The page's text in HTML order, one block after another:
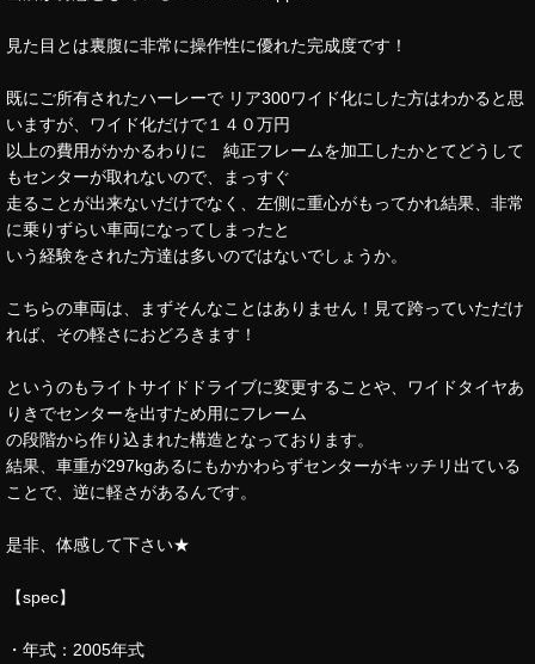
見た目とは裏腹に非常に操作性に優れた完成度です！
既にご所有されたハーレーで リア300ワイド化にした方はわかると思
いますが、ワイド化だけで１４０万円
以上の費用がかかるわりに 純正フレームを加工したかとてどうして
もセンターが取れないので、まっすぐ
走ることが出来ないだけでなく、左側に重心がもってかれ結果、非常
に乗りずらい車両になってしまったと
いう経験をされた方達は多いのではないでしょうか。
こちらの車両は、まずそんなことはありません！見て跨っていただけ
れば、その軽さにおどろきます！
というのもライトサイドドライブに変更することや、ワイドタイヤあ
りきでセンターを出すため用にフレーム
の段階から作り込まれた構造となっております。
結果、車重が297kgあるにもかかわらずセンターがキッチリ出ている
ことで、逆に軽さがあるんです。
是非、体感して下さい★
【spec】
・年式：2005年式